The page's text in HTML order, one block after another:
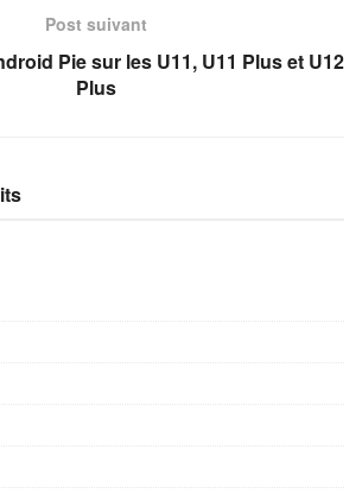
Post suivant
Pie sur les U11, U11 Plus et U12
Plus